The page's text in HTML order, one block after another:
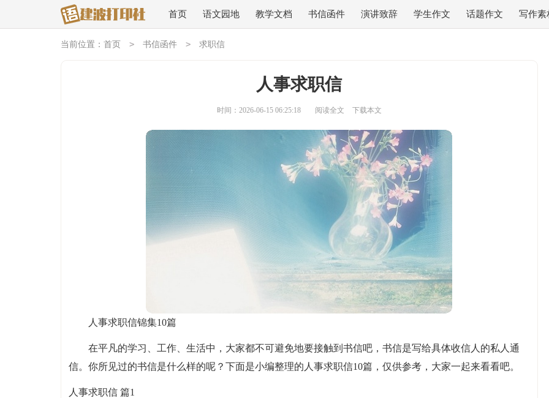
首页 语文园地 教学文档 书信函件 演讲致辞 学生作文 话题作文 写作素
当前位置： 首页 > 书信函件 > 求职信
人事求职信
时间：2026-06-15 06:25:18 阅读全文 下载本文
人事求职信锦集10篇
在平凡的学习、工作、生活中，大家都不可避免地要接触到书信吧，书信是写给具体收信人的私人通
信。你所见过的书信是什么样的呢？下面是小编整理的人事求职信10篇，仅供参考，大家一起来看看吧。
人事求职信 篇1